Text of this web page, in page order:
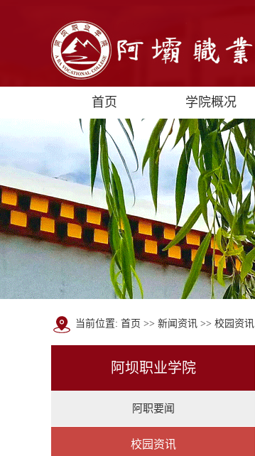
首页 学院概况
当前位置: 首页 >> 新闻资讯 >> 校园资讯
阿坝职业学院
阿职要闻
校园资讯